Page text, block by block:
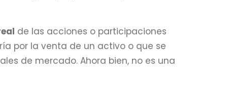
de las acciones o participaciones
por la venta de un activo o que se
de mercado. Ahora bien, no es una